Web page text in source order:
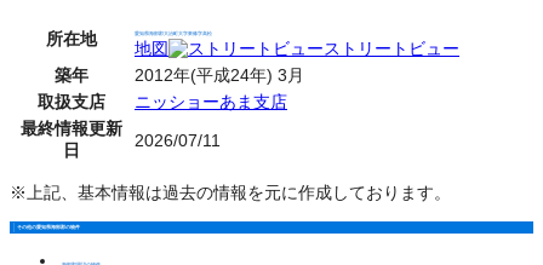
所在地 愛知県海部郡大治町大字東條字高松
地図
ストリートビュー
築年
2012年(平成24年) 3月
取扱支店
ニッショーあま支店
最終情報更新
日
2026/07/11
※上記、基本情報は過去の情報を元に作成しております。
その他の愛知県海部郡の物件